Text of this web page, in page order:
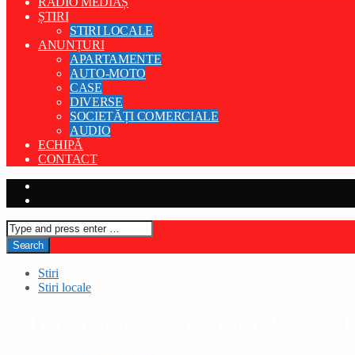
ȘTIRI
STIRI LOCALE
ANUNȚURI
APARTAMENTE
AUTO-MOTO
CASE
DIVERSE
SOCIETĂȚI COMERCIALE
AUDIO
ECHIPĂ
CONTACT
Stiri
Stiri locale